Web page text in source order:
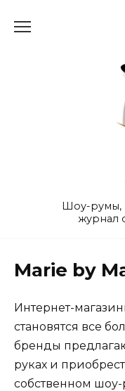
Шоу-румы,
журнал
Marie by
Интернет-
становятся все
бренды
руках и
собственном шоу-